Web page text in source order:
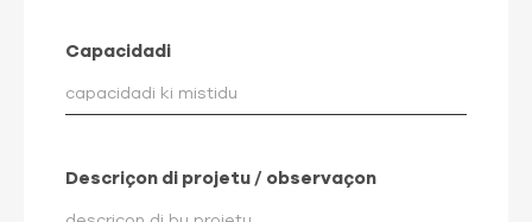
Capacidadi
Descriçon di projetu / observaçon